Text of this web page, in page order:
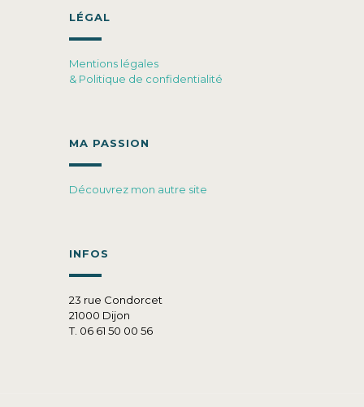
LÉGAL
Mentions légales
& Politique de confidentialité
MA PASSION
Découvrez mon autre site
INFOS
23 rue Condorcet
21000 Dijon
T. 06 61 50 00 56